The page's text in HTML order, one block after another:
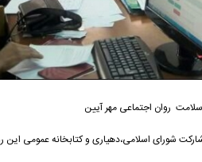
روان اجتماعی مهر آیین
شورای اسلامی،دهیاری و کتابخانه عمومی این